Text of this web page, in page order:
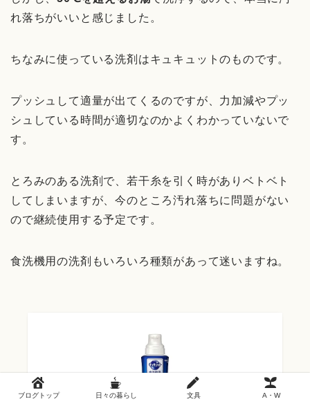
れ落ちがいいと感じました。
ちなみに使っている洗剤はキュキュットのものです。
プッシュして適量が出てくるのですが、力加減やプッ
シュしている時間が適切なのかよくわかっていないで
す。
とろみのある洗剤で、若干糸を引く時がありベトベト
してしまいますが、今のところ汚れ落ちに問題がない
ので継続使用する予定です。
食洗機用の洗剤もいろいろ種類があって迷いますね。
ブログトップ 日々の暮らし 文具 A・W